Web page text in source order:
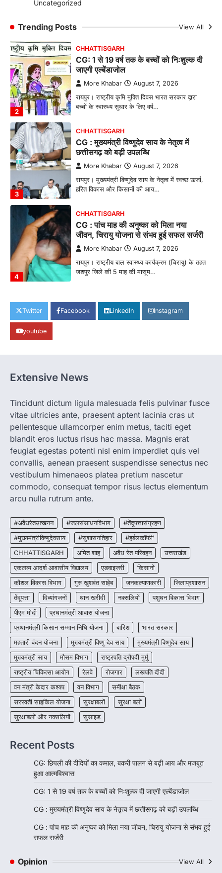
Uncategorized
Trending Posts View All
बनाने की दिशा में जिले के नगरी…
2
CHHATTISGARH
CG: 1 से 19 वर्ष तक के बच्चों को निःशुल्क दी
जाएगी एल्बेंडाजोल
More Khabar August 7, 2026
रायपुर। राष्ट्रीय कृमि मुक्ति दिवस भारत सरकार द्वारा
बच्चों के स्वास्थ्य सुधार के लिए वर्ष…
3
CHHATTISGARH
CG : मुख्यमंत्री विष्णुदेव साय के नेतृत्व में
छत्तीसगढ़ को बड़ी उपलब्धि
More Khabar August 7, 2026
रायपुर। मुख्यमंत्री विष्णुदेव साय के नेतृत्व में स्वच्छ ऊर्जा,
हरित विकास और किसानों की आय…
4
CHHATTISGARH
CG : पांच माह की अनुष्का को मिला नया
जीवन, चिरायु योजना से संभव हुई सफल सर्जरी
More Khabar August 7, 2026
रायपुर। राष्ट्रीय बाल स्वास्थ्य कार्यक्रम (चिरायु) के तहत
जशपुर जिले की 5 माह की मासूम…
CG: छिपली की दीदियों का कमाल, बकरी
पालन से बढ़ी आय और मजबूत हुआ आत्मविश्वास
बनाने की दिशा में जिले के नगरी…
2
CHHATTISGARH
जाएगी एल्बेंडाजोल
More Khabar August 7, 2026
रायपुर। राष्ट्रीय कृमि मुक्ति दिवस भारत सरकार द्वारा
बच्चों के स्वास्थ्य सुधार के लिए वर्ष…
3
CHHATTISGARH
CG : मुख्यमंत्री विष्णुदेव साय के नेतृत्व में
छत्तीसगढ़ को बड़ी उपलब्धि
More Khabar
हरित विकास और किसानों की आय…
4
CHHATTISGARH
CG : पांच माह की अनुष्का को मिला नया
जीवन, चिरायु योजना से संभव हुई सफल सर्जरी
More Khabar August 7, 2026
रायपुर। राष्ट्रीय बाल स्वास्थ्य कार्यक्रम (चिरायु) के तहत
जशपुर जिले की 5 माह की मासूम…
Twitter Facebook LinkedIn Instagram
youtube
Extensive News
Tincidunt dictum ligula malesuada felis pulvinar fusce
vitae ultricies ante, praesent aptent lacinia cras ut
pellentesque ullamcorper enim metus, taciti eget
blandit eros luctus risus hac massa. Magnis erat
feugiat egestas potenti nisl enim imperdiet quis vel
convallis, aenean praesent suspendisse senectus nec
vestibulum himenaeos platea pretium nascetur
commodo, consequat tempor risus lectus elementum
arcu nulla rutrum ante.
#अवैधरेतउत्खनन #जलसंसाधनविभाग
#तेंदूपत्तासंग्रहण
#मुख्यमंत्रीविष्णुदेवसाय
#सुशासनतिहार
#हर्बलकॉफी’
CHHATTISGARH
अमित शाह अवैध रेत परिवहन
उत्तराखंड
एकलव्य आदर्श आवासीय विद्यालय
एडवाइजरी
किसानों
कौशल विकास विभाग
गुरु खुशवंत साहेब जनकल्याणकारी
जिलाप्रशासन
तेंदूपत्ता
दिव्यांगजनों धान खरीदी नक्सलियों
पशुधन विकास विभाग
पीएम मोदी
प्रधानमंत्री आवास योजना
प्रधानमंत्री किसान सम्मान निधि योजना
बारिश
भारत सरकार
महतारी वंदन योजना
मुख्यमंत्री विष्णु देव साय
मुख्यमंत्री विष्णुदेव साय
मुख्यमंत्री साय
मौसम विभाग
राष्ट्रपति द्रौपदी मुर्मु
राष्ट्रीय चिकित्सा आयोग
रेलवे रोजगार
लखपति दीदी
वन मंत्री केदार कश्यप
वन विभाग
समीक्षा बैठक
सरस्वती साइकिल योजना
सुरक्षाबलों
सुरक्षा बलों
सुरक्षाबलों और नक्सलियों
सुसाइड
Recent Posts
CG: छिपली की दीदियों का कमाल, बकरी पालन से बढ़ी आय और मजबूत
हुआ आत्मविश्वास
CG: 1 से 19 वर्ष तक के बच्चों को निःशुल्क दी जाएगी एल्बेंडाजोल
CG : मुख्यमंत्री विष्णुदेव साय के नेतृत्व में छत्तीसगढ़ को बड़ी उपलब्धि
CG : पांच माह की अनुष्का को मिला नया जीवन, चिरायु योजना से संभव हुई
सफल सर्जरी
Opinion View All